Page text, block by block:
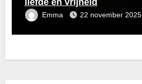
Emma 22 november 2025